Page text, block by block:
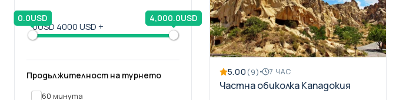
0USD 4000 USD +
0.0USD 4,000.0USD
Продължителност на турнето
60 минута
5.00 (9) 7 ЧАС
Частна обиколка Кападокия